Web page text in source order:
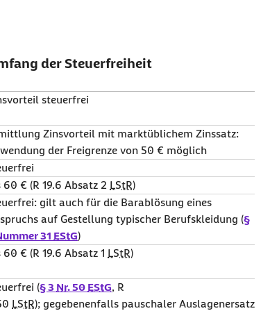
der Steuerfreiheit
steuerfrei
Zinsvorteil mit marktüblichem Zinssatz:
der Freigrenze von 50 € möglich
60 € (R 19.6 Absatz 2 LStR)
gilt auch für die Barablösung eines
auf Gestellung typischer Berufskleidung (§
31 EStG)
60 € (R 19.6 Absatz 1 LStR)
(§ 3 Nr.50 EStG, R
LStR); gegebenenfalls pauschaler Auslagenersatz